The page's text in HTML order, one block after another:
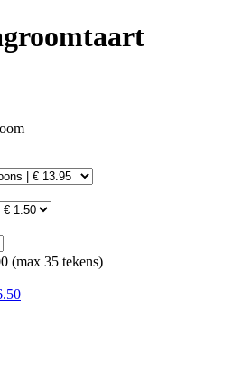
(max 35 tekens)